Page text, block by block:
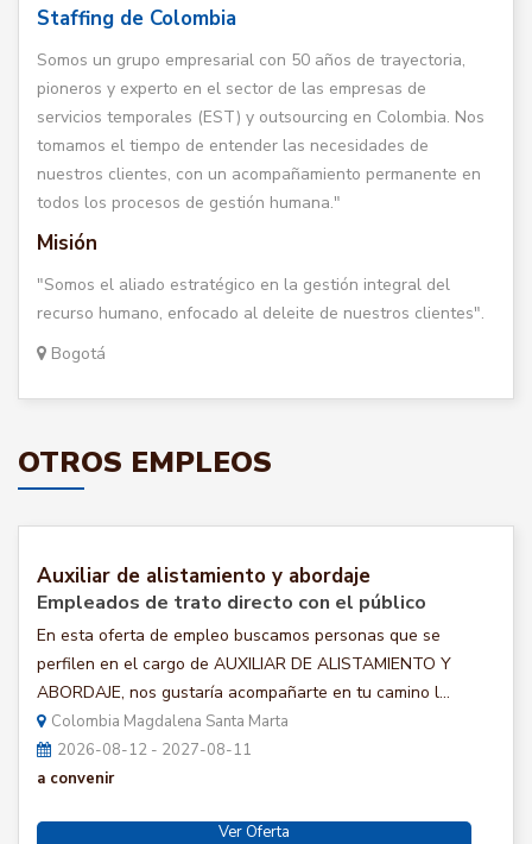
Staffing de Colombia
Somos un grupo empresarial con 50 años de trayectoria,
pioneros y experto en el sector de las empresas de
servicios temporales (EST) y outsourcing en Colombia. Nos
tomamos el tiempo de entender las necesidades de
nuestros clientes, con un acompañamiento permanente en
todos los procesos de gestión humana."
Misión
"Somos el aliado estratégico en la gestión integral del
recurso humano, enfocado al deleite de nuestros clientes".
Bogotá
OTROS EMPLEOS
Auxiliar de alistamiento y abordaje
Empleados de trato directo con el público
En esta oferta de empleo buscamos personas que se
perfilen en el cargo de AUXILIAR DE ALISTAMIENTO Y
ABORDAJE, nos gustaría acompañarte en tu camino l...
Colombia Magdalena Santa Marta
2026-08-12 - 2027-08-11
a convenir
Ver Oferta